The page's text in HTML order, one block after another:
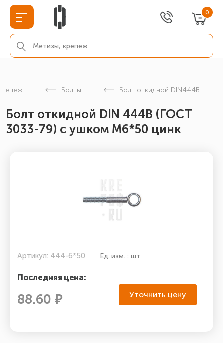
0
Болты Болт откидной DIN444B
Болт откидной DIN 444В (ГОСТ
3033-79) с ушком М6*50 цинк
Артикул: 444-6*50 Ед. изм. : шт
Последняя цена:
88.60 ₽ Уточнить цену